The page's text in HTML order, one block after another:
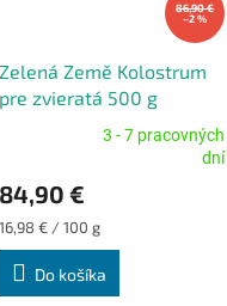
86,90 €
–2 %
Zelená Země Kolostrum
pre zvieratá 500 g
produktu
5,0
3 - 7 pracovných
dní
84,90 €
Jednotková
cena:
16,98 € / 100 g
Do košíka